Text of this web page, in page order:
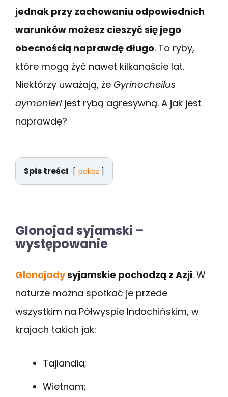
jednak przy zachowaniu odpowiednich
warunków możesz cieszyć się jego
obecnością naprawdę długo. To ryby,
które mogą żyć nawet kilkanaście lat.
Niektórzy uważają, że Gyrinocheilus
aymonieri jest rybą agresywną. A jak jest
naprawdę?
Spis treści pokaż
Glonojad syjamski –
występowanie
Glonojadysyjamskie pochodzą z Azji. W
naturze można spotkać je przede
wszystkim na Półwyspie Indochińskim, w
krajach takich jak:
Tajlandia;
Wietnam;